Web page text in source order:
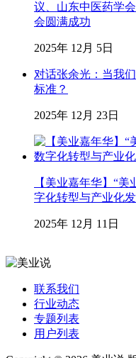
议、山东中医药学
会圆满成功
2025年 12月 5日
对话张余光：当我
标准？
2025年 12月 23日
【美业嘉年华】“
字化转型与产业化
2025年 12月 11日
联系我们
行业动态
专题列表
用户列表